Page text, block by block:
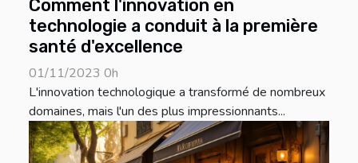
Comment l'innovation en
technologie a conduit à la première
santé d'excellence
01/11/2023 0h
L'innovation technologique a transformé de nombreux
domaines, mais l'un des plus impressionnants...